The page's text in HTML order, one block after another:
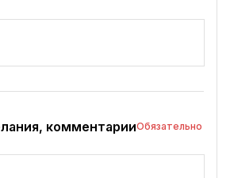
комментарииОбязательно